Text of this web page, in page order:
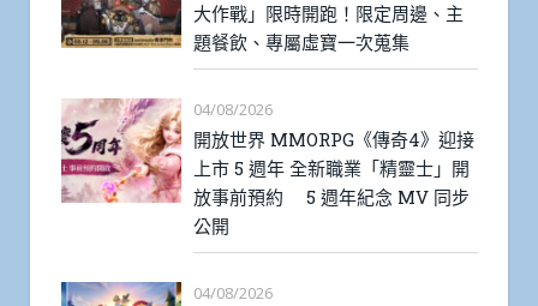
大作戰」限時開跑！限定周邊、主
題餐飲、專屬虛寶一次蒐集
04/08/2026
開放世界 MMORPG《傳奇4》迎接
上市 5 週年 全新職業「精靈士」開
放事前預約 5 週年紀念 MV 同步
公開
04/08/2026